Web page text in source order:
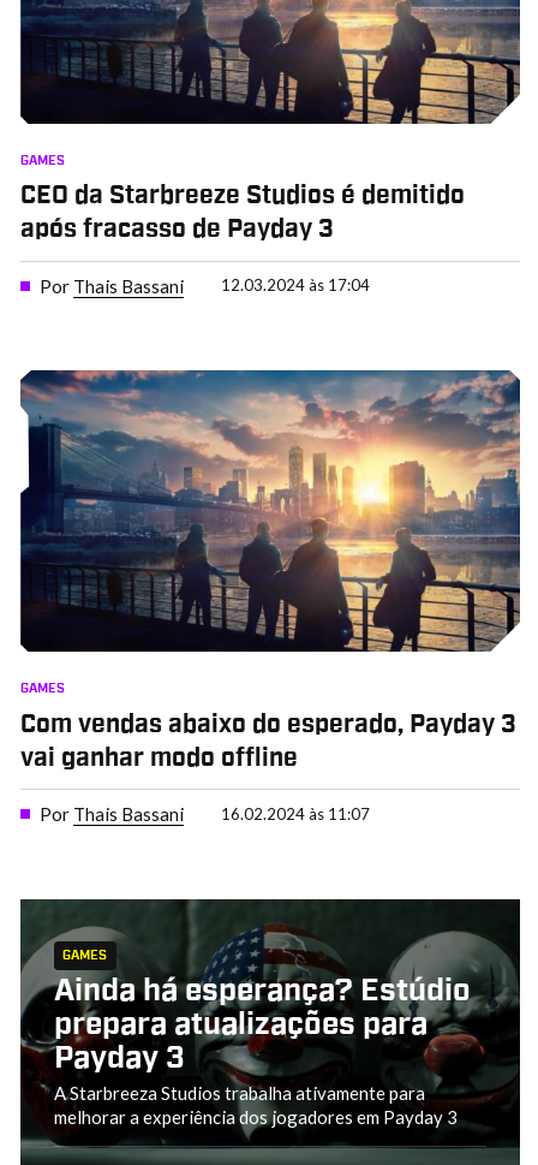
GAMES
CEO da Starbreeze Studios é demitido
após fracasso de Payday 3
Por Thais Bassani 12.03.2024 às 17:04
GAMES
Com vendas abaixo do esperado, Payday 3
vai ganhar modo offline
Por Thais Bassani 16.02.2024 às 11:07
GAMES
Ainda há esperança? Estúdio
prepara atualizações para
Payday 3
A Starbreeza Studios trabalha ativamente para
melhorar a experiência dos jogadores em Payday 3